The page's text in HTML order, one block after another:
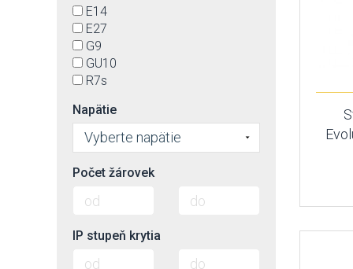
E14
E27
G9
GU10
R7s
Napätie
Vyberte napätie
Počet žárovek
IP stupeň krytia